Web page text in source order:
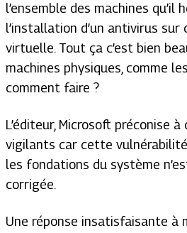
l’ensemble des machines qu’il
l’installation d’un antivirus sur
virtuelle. Tout ça c’est bien
machines physiques, comme
comment faire ?
L’éditeur, Microsoft préconise
vigilants car cette
les fondations du système
corrigée.
Une réponse insatisfaisante à